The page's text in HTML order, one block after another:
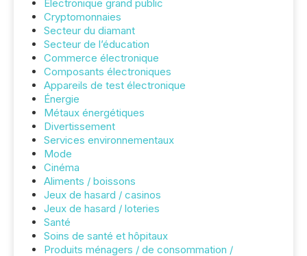
Électronique grand public
Cryptomonnaies
Secteur du diamant
Secteur de l’éducation
Commerce électronique
Composants électroniques
Appareils de test électronique
Énergie
Métaux énergétiques
Divertissement
Services environnementaux
Mode
Cinéma
Aliments / boissons
Jeux de hasard / casinos
Jeux de hasard / loteries
Santé
Soins de santé et hôpitaux
Produits ménagers / de consommation /